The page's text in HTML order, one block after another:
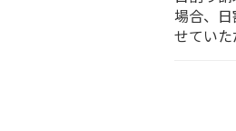
場合、
せてい